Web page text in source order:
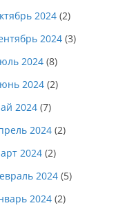
2024 (2)
2024 (3)
2024 (8)
2024 (2)
2024 (7)
2024 (2)
2024 (2)
2024 (5)
2024 (2)